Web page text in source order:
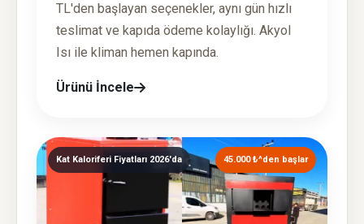
TL'den başlayan seçenekler, aynı gün hızlı
teslimat ve kapıda ödeme kolaylığı. Akyol
Isı ile kliman hemen kapında.
Ürünü İncele
Kat Kaloriferi Fiyatları 2026'da 45.000 ₺^den başlar